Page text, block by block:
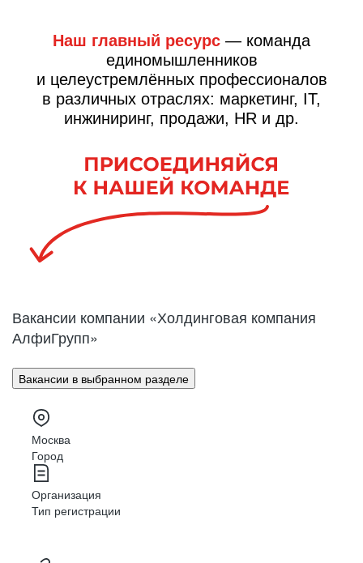
Наш главный ресурс — команда
единомышленников
и целеустремлённых профессионалов
в различных отраслях: маркетинг, IT,
инжиниринг, продажи, HR и др.
Вакансии компании «Холдинговая компания
АлфиГрупп»
Вакансии в выбранном разделе
Москва
Город
Организация
Тип регистрации